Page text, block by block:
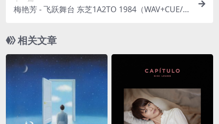
梅艳芳 - 飞跃舞台 东芝1A2TO 1984（WAV+CUE/整
相关文章